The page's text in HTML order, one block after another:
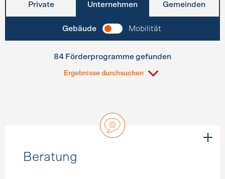
Private Unternehmen Gemeinden
Gebäude Mobilität
84 Förderprogramme gefunden
Ergebnisse durchsuchen
Beratung